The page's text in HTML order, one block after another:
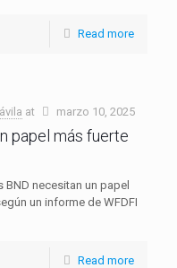
Read more
at marzo 10, 2025
papel más fuerte
BND necesitan un papel
un informe de WFDFI
Read more